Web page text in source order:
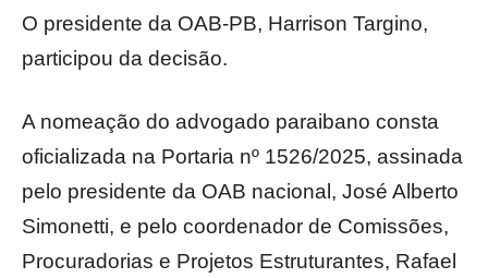
O presidente da OAB-PB, Harrison Targino,
participou da decisão.
A nomeação do advogado paraibano consta
oficializada na Portaria nº 1526/2025, assinada
pelo presidente da OAB nacional, José Alberto
Simonetti, e pelo coordenador de Comissões,
Procuradorias e Projetos Estruturantes, Rafael